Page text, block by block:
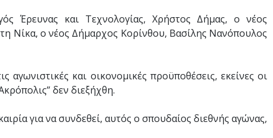
Έρευνας και Τεχνολογίας, Χρήστος Δήμας, ο νέος
Νίκα, ο νέος Δήμαρχος Κορίνθου, Βασίλης Νανόπουλος
και οικονομικές προϋποθέσεις, εκείνες οι
δεν διεξήχθη.
για να συνδεθεί, αυτός ο σπουδαίος διεθνής αγώνας,